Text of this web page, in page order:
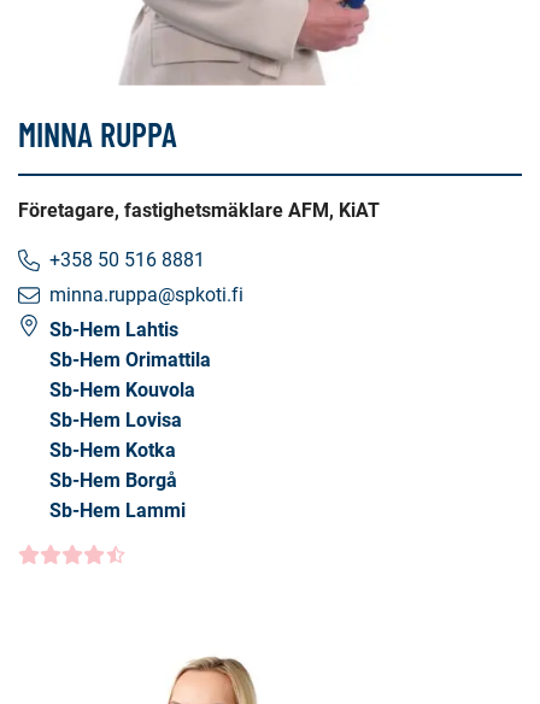
MINNA RUPPA
Företagare, fastighetsmäklare AFM, KiAT
+358 50 516 8881
minna.ruppa@spkoti.fi
Sb-Hem Lahtis
Sb-Hem Orimattila
Sb-Hem Kouvola
Sb-Hem Lovisa
Sb-Hem Kotka
Sb-Hem Borgå
Sb-Hem Lammi
Kundbetyg